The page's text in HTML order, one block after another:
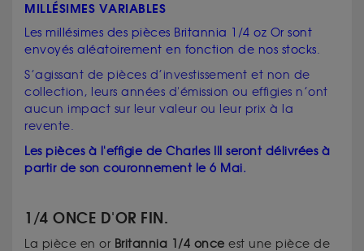
MILLÉSIMES VARIABLES
Les millésimes des pièces Britannia 1/4 oz Or sont
envoyés aléatoirement en fonction de nos stocks.
S’agissant de pièces d’investissement et non de
collection, leurs années d'émission ou effigies n’ont
aucun impact sur leur valeur ou leur prix à la
revente.
Les pièces à l'effigie de Charles III seront délivrées à
partir de son couronnement le 6 Mai.
1/4 ONCE D'OR FIN.
La pièce en or Britannia 1/4 once est une pièce de